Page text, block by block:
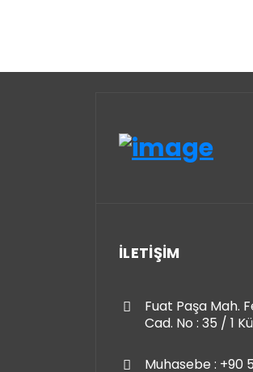
İLETİŞİM
Fuat Paşa Mah.
Cad. No : 35 / 1
Muhasebe : +90